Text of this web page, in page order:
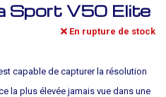
Sport V50 Elite
En rupture de stock
capable de capturer la résolution
la plus élevée jamais vue dans une